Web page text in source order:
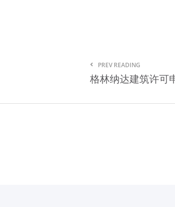
PREV READING
格林纳达建筑许可